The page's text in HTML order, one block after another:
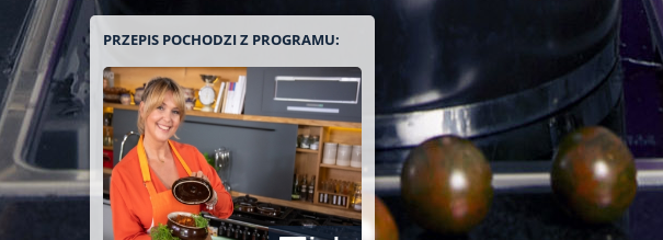
PRZEPIS POCHODZI Z PROGRAMU: